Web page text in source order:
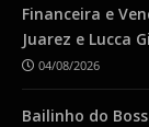
Financeira e
Juarez e Lucca
04/08/2026
Bailinho do